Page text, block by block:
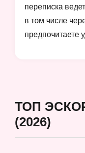
переписка
в том числе
предпочитаете
ТОП
(2026)